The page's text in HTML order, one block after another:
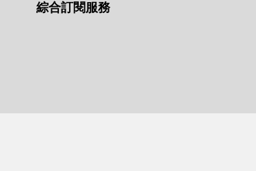
綜合訂閱服務